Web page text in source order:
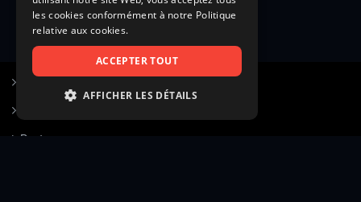
Poster une annonce
les cookies conformément à notre Politique
relative aux cookies.
ACCEPTER TOUT
AFFICHER LES DÉTAILS